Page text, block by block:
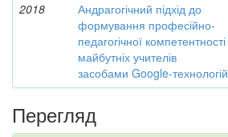
2018
Андрагогічний підхід до
формування професійно-
педагогічної компетентності
майбутніх учителів
засобами Google-технологій
Перегляд